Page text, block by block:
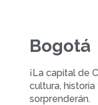
Bogotá
¡La capital de
cultura,
sorprenderán.